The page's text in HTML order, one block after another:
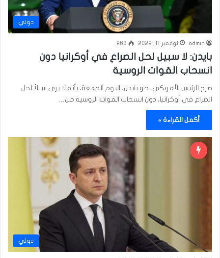
دولي
admin نوفمبر 11, 2022 263
بايدن: لا سبيل لحل الصراع في أوكرانيا دون
انسحاب القوات الروسية
صرح الرئيس الأمريكي، جو بايدن، اليوم الجمعة، بأنه لا يرى سبلاً لحل
الصراع في أوكرانيا، دون انسحاب القوات الروسية من…
أكمل القراءة »
دولي